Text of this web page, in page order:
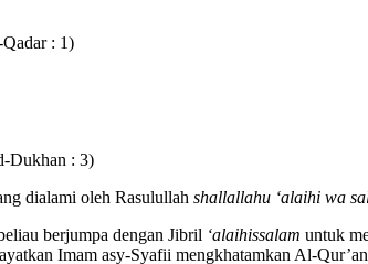
: 1)
Dukhan : 3)
dialami oleh Rasulullah shallallahu ‘alaihi wa
berjumpa dengan Jibril ‘alaihissalam untuk
Imam asy-Syafii mengkhatamkan Al-